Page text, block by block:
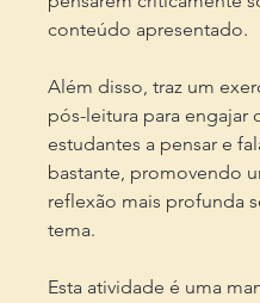
conteúdo apresentado.
Além disso, traz um
pós-leitura para engajar
estudantes a pensar e
bastante, promovendo
reflexão mais profunda
tema.
Esta atividade é uma